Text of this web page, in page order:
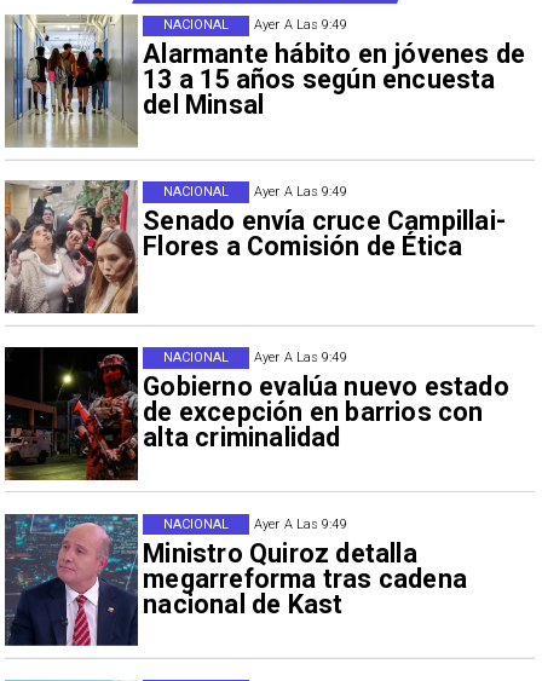
Ayer A Las 9:49
Alarmante hábito en jóvenes de
13 a 15 años según encuesta
del Minsal
NACIONAL
Ayer A Las 9:49
Senado envía cruce Campillai-
Flores a Comisión de Ética
NACIONAL
Ayer A Las 9:49
Gobierno evalúa nuevo estado
de excepción en barrios con
alta criminalidad
NACIONAL
Ayer A Las 9:49
Ministro Quiroz detalla
megarreforma tras cadena
nacional de Kast
NACIONAL